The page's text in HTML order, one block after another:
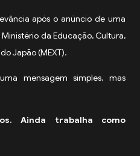
após o anúncio de uma
da Educação, Cultura,
Japão (MEXT).
mensagem simples, mas
Ainda trabalha como